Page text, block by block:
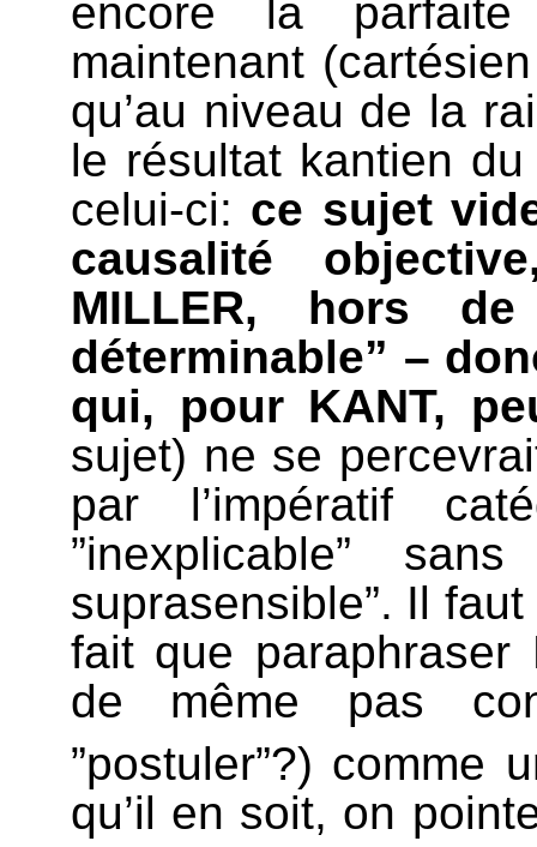
encore la
maintenant
qu’au niveau de la
le résultat kantien du
celui-ci: ce sujet
causalité
MILLER, hors de
déterminable” –
qui, pour KANT,
sujet) ne se
par l’impératif
”inexplicable”
suprasensible”. Il
fait que paraphraser
de même pas
”postuler”?) comme
qu’il en soit, on